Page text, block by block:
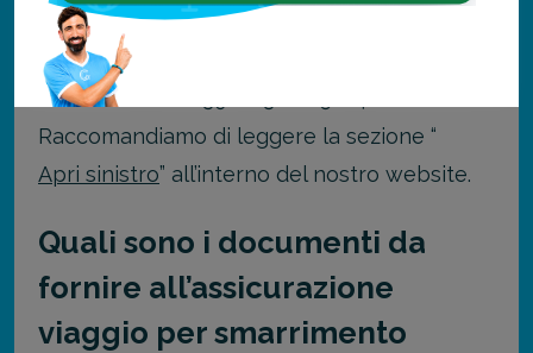
email:
ufficiosinistri@columbusassicurazioni.it
telefono: +39 02 3600 5814
Raccomandiamo di leggere la sezione “
Apri sinistro” all’interno del nostro website.
Quali sono i documenti da
fornire all’assicurazione
viaggio per smarrimento